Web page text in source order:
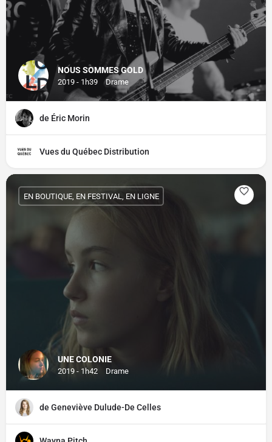
NOUS SOMMES GOLD
2019 - 1h39 Drame
de Éric Morin
Vues du Québec Distribution
UNE COLONIE
2019 - 1h42 Drame
EN BOUTIQUE, EN FESTIVAL, EN LIGNE
de Geneviève Dulude-De Celles